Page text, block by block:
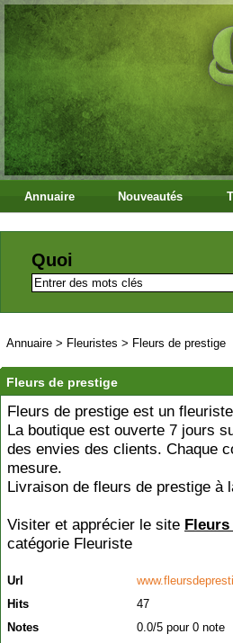
Annuaire Nouveautés
Quoi
Annuaire > Fleuristes > Fleurs de prestige
Fleurs de prestige
Fleurs de prestige est un
La boutique est ouverte 7 jours
des envies des clients. Chaque
mesure.
Livraison de fleurs de prestige à
Visiter et apprécier le site
catégorie Fleuriste
Url
Hits
47
Notes
0.0/5 pour 0 note